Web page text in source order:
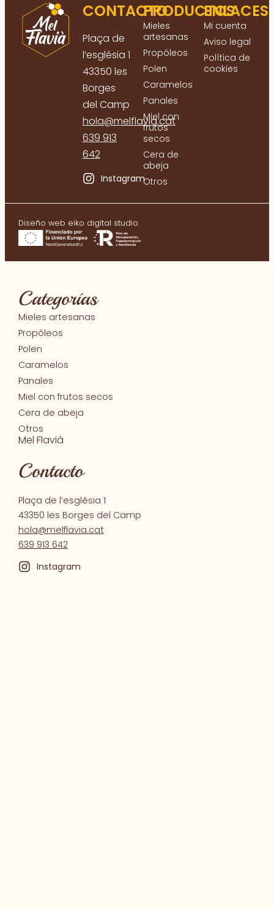
CONTACTO
Plaça de
l’església 1
43350 les
Borges
del Camp
hola@melflavia.cat
639 913
642
Instagram
PRODUCTOS
Mieles
artesanas
Propóleos
Polen
Caramelos
Panales
Miel con
frutos
secos
Cera de
abeja
Otros
ENLACES
Mi cuenta
Aviso legal
Política de
cookies
Diseño web eiko digital studio
Categorías
Mieles artesanas
Propóleos
Polen
Caramelos
Panales
Miel con frutos secos
Cera de abeja
Otros
Mel Flavià
Contacto
Plaça de l’església 1
43350 les Borges del Camp
hola@melflavia.cat
639 913 642
Instagram